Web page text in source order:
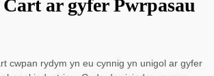
ar gyfer Pwrpasau
cwpan rydym yn eu cynnig yn unigol ar gyfer